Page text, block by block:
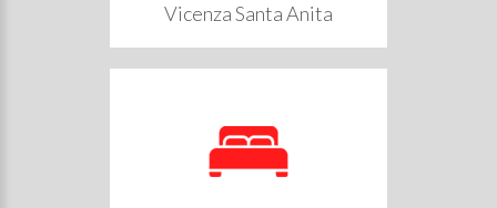
Vicenza Santa Anita